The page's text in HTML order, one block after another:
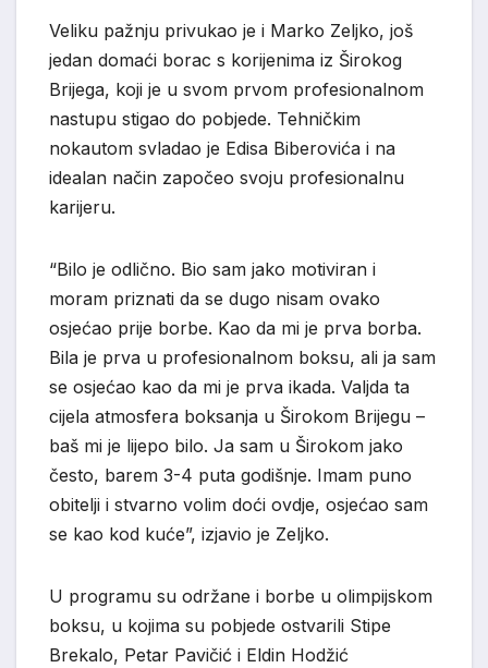
Veliku pažnju privukao je i Marko Zeljko, još
jedan domaći borac s korijenima iz Širokog
Brijega, koji je u svom prvom profesionalnom
nastupu stigao do pobjede. Tehničkim
nokautom svladao je Edisa Biberovića i na
idealan način započeo svoju profesionalnu
karijeru.
“Bilo je odlično. Bio sam jako motiviran i
moram priznati da se dugo nisam ovako
osjećao prije borbe. Kao da mi je prva borba.
Bila je prva u profesionalnom boksu, ali ja sam
se osjećao kao da mi je prva ikada. Valjda ta
cijela atmosfera boksanja u Širokom Brijegu –
baš mi je lijepo bilo. Ja sam u Širokom jako
često, barem 3-4 puta godišnje. Imam puno
obitelji i stvarno volim doći ovdje, osjećao sam
se kao kod kuće”, izjavio je Zeljko.
U programu su održane i borbe u olimpijskom
boksu, u kojima su pobjede ostvarili Stipe
Brekalo, Petar Pavičić i Eldin Hodžić